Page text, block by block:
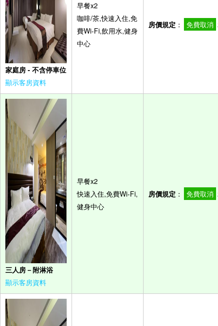
家庭房 - 不含停車位
顯示客房資料
早餐x2
咖啡/茶,快速入住,免
費Wi-Fi,飲用水,健身
中心
房價規定 ： 免費取消
三人房－附淋浴
顯示客房資料
早餐x2
快速入住,免費Wi-Fi,
健身中心
房價規定 ： 免費取消